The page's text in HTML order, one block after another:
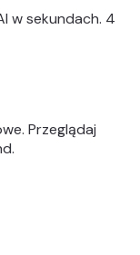
w sekundach. 4
Przeglądaj